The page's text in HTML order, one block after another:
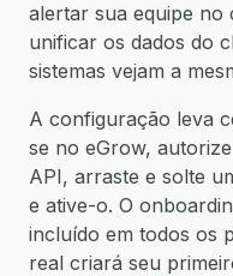
alertar sua equipe no
unificar os dados do
sistemas vejam a
A configuração leva
se no eGrow,
API, arraste e solte
e ative-o. O
incluído em todos os
real criará seu